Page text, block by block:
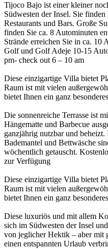
Tijoco Bajo ist einer kleiner
Südwesten der Insel. Sie
Restaurants und Bars. Große
finden Sie ca. 8 Autominuten
Strände erreichen Sie in ca. 10
Golf und Golf Adeje 10-15
pm- check out 6 – 10 am
Diese einzigartige Villa bietet
Raum ist mit vielen
bietet Ihnen ein ganz
Die sonnenreiche Terrasse ist
Hängematte und Barbecue
ganzjährig nutzbar und beheizt.
Bademantel und Bettwäsche
wöchentlich getauscht.
zur Verfügung
Diese einzigartige Villa bietet
Raum ist mit vielen
bietet Ihnen ein ganz
Diese luxuriös und mit allem
sich im Südwesten der Insel
von jeglicher Hektik – aber mit
einen entspannten Urlaub